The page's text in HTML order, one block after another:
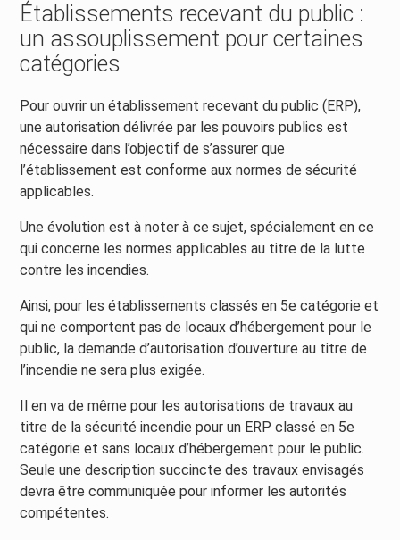
Établissements recevant du public :
un assouplissement pour certaines
catégories
Pour ouvrir un établissement recevant du public (ERP),
une autorisation délivrée par les pouvoirs publics est
nécessaire dans l’objectif de s’assurer que
l’établissement est conforme aux normes de sécurité
applicables.
Une évolution est à noter à ce sujet, spécialement en ce
qui concerne les normes applicables au titre de la lutte
contre les incendies.
Ainsi, pour les établissements classés en 5e catégorie et
qui ne comportent pas de locaux d’hébergement pour le
public, la demande d’autorisation d’ouverture au titre de
l’incendie ne sera plus exigée.
Il en va de même pour les autorisations de travaux au
titre de la sécurité incendie pour un ERP classé en 5e
catégorie et sans locaux d’hébergement pour le public.
Seule une description succincte des travaux envisagés
devra être communiquée pour informer les autorités
compétentes.